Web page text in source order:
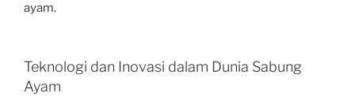
ayam.
Teknologi dan Inovasi dalam Dunia Sabung
Ayam